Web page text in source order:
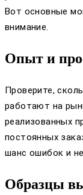
Вот основные
внимание.
Опыт и
Проверите,
работают на
реализованных
постоянных
шанс ошибок и
Образцы